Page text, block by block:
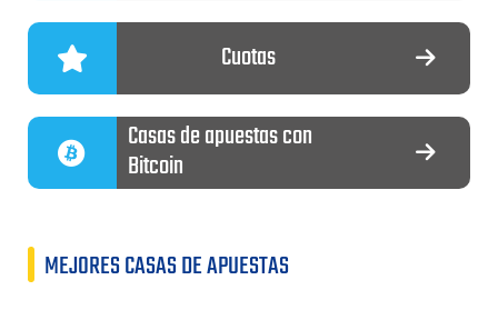
Cuotas
Casas de apuestas con
Bitcoin
MEJORES CASAS DE APUESTAS